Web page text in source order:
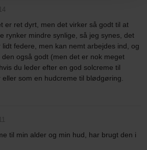
er ret dyrt, men det virker så godt til at
rynker mindre synlige, så jeg synes, det
federe, men kan nemt arbejdes ind, og
også godt (men det er nok meget
du leder efter en god solcreme til
som en hudcreme til blødgøring.
til min alder og min hud, har brugt den i